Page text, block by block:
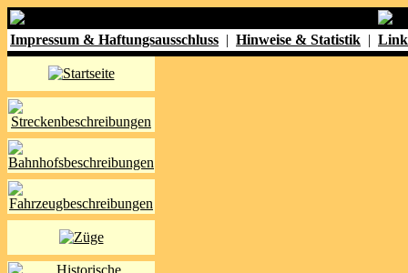
Impressum & Haftungsausschluss | Hinweise & Statistik |